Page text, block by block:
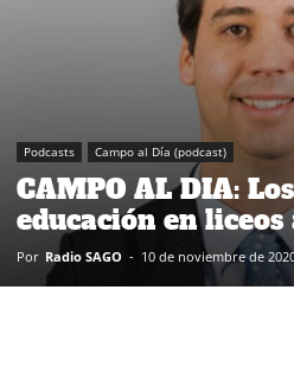
Podcasts Campo al Día (podcast)
CAMPO AL DIA:
educación en
Por Radio SAGO - 10 de noviembre de